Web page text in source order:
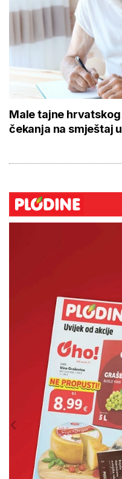
Male tajne
čekanja na smještaj